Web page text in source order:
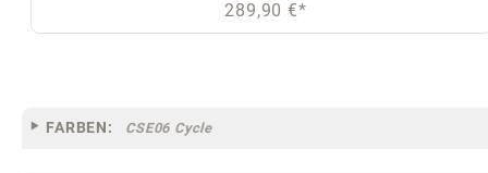
289,90 €*
FARBEN: CSE06 Cycle